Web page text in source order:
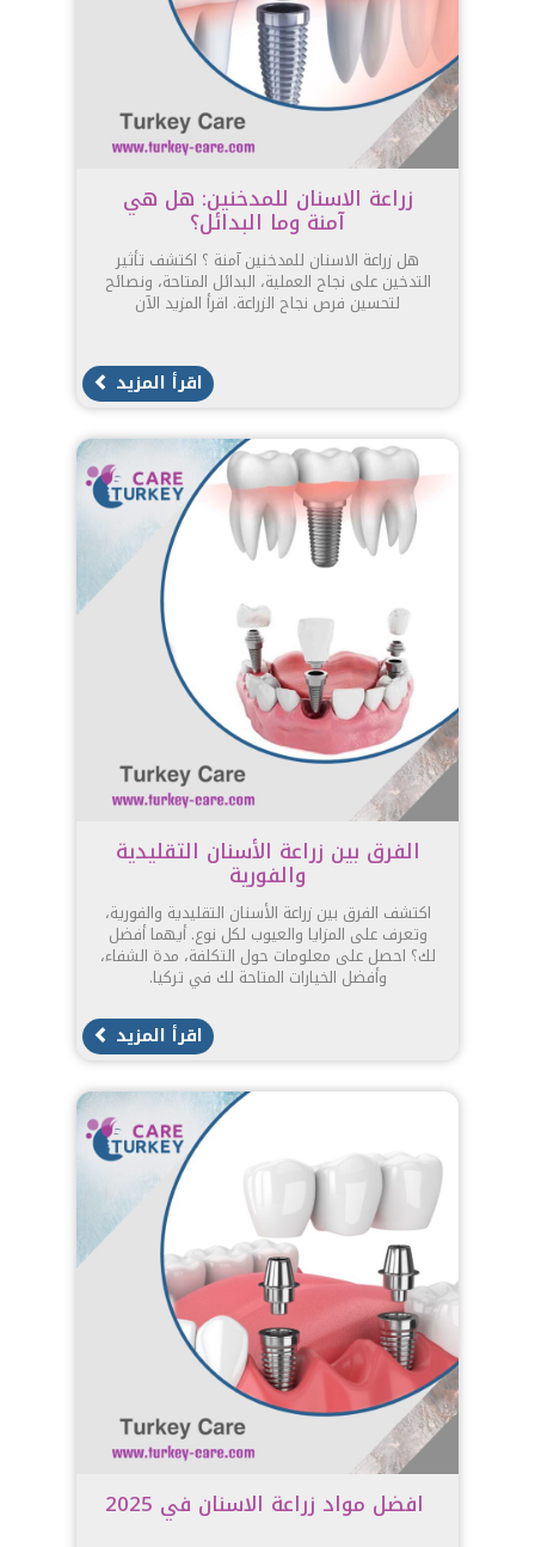
زراعة الاسنان للمدخنين: هل هي
آمنة وما البدائل؟
هل زراعة الاسنان للمدخنين آمنة ؟ اكتشف تأثير
التدخين على نجاح العملية، البدائل المتاحة، ونصائح
لتحسين فرص نجاح الزراعة. اقرأ المزيد الآن
اقرأ المزيد
الفرق بين زراعة الأسنان التقليدية
والفورية
اكتشف الفرق بين زراعة الأسنان التقليدية والفورية،
وتعرف على المزايا والعيوب لكل نوع. أيهما أفضل
لك؟ احصل على معلومات حول التكلفة، مدة الشفاء،
وأفضل الخيارات المتاحة لك في تركيا.
اقرأ المزيد
افضل مواد زراعة الاسنان في 2025